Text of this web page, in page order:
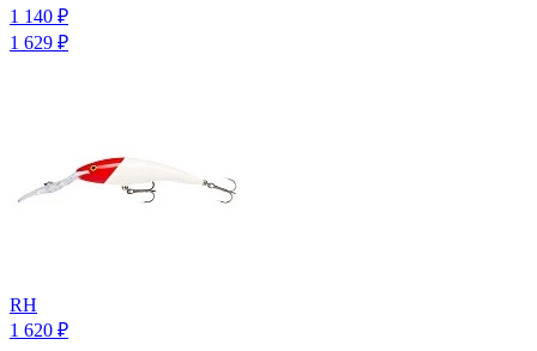
1 140 ₽
1 629 ₽
RH
1 620 ₽